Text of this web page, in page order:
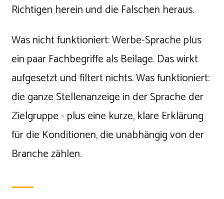
Richtigen herein und die Falschen heraus.
Was nicht funktioniert: Werbe-Sprache plus
ein paar Fachbegriffe als Beilage. Das wirkt
aufgesetzt und filtert nichts. Was funktioniert:
die ganze Stellenanzeige in der Sprache der
Zielgruppe - plus eine kurze, klare Erklärung
für die Konditionen, die unabhängig von der
Branche zählen.